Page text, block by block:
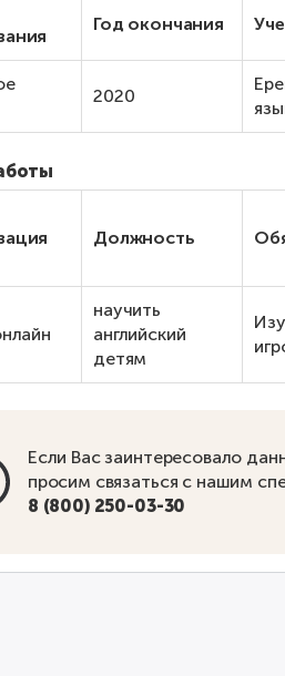
Год окончания
2020
Должность
научить
английский
детям
Если Вас заинтересовало
просим связаться с нашим
8 (800) 250-03-30